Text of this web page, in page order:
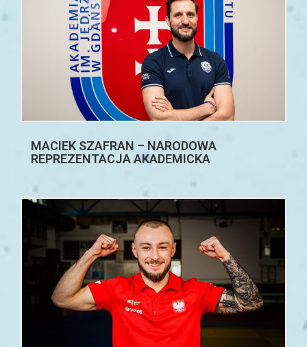
MACIEK SZAFRAN – NARODOWA
REPREZENTACJA AKADEMICKA